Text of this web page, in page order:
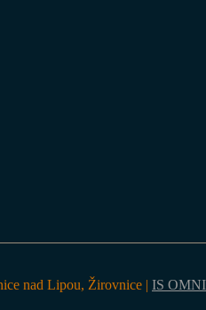
nad Lipou, Žirovnice | IS